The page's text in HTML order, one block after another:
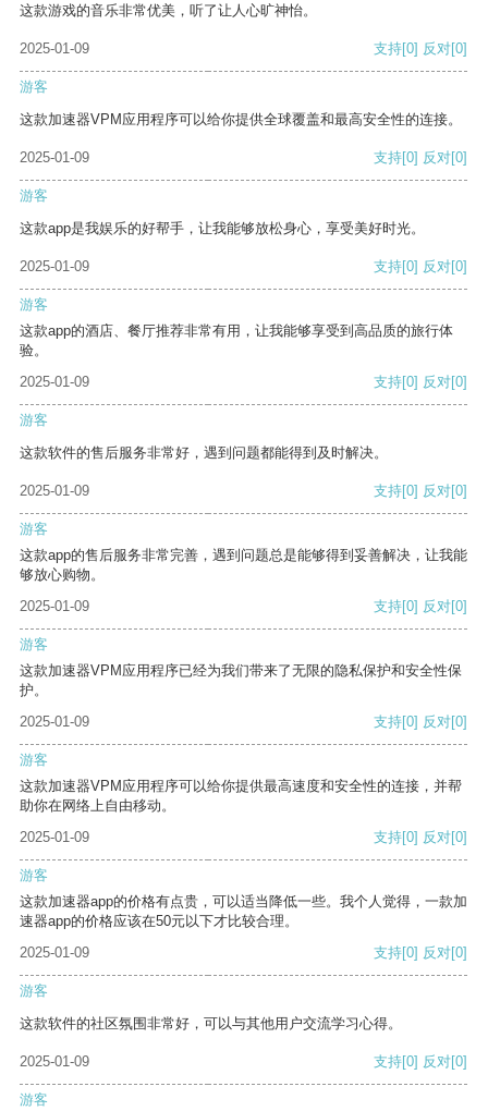
这款游戏的音乐非常优美，听了让人心旷神怡。
2025-01-09 支持[0] 反对[0]
游客
这款加速器VPM应用程序可以给你提供全球覆盖和最高安全性的连接。
2025-01-09 支持[0] 反对[0]
游客
这款app是我娱乐的好帮手，让我能够放松身心，享受美好时光。
2025-01-09 支持[0] 反对[0]
游客
这款app的酒店、餐厅推荐非常有用，让我能够享受到高品质的旅行体
验。
2025-01-09
支持[0] 反对[0]
游客
这款软件的售后服务非常好，遇到问题都能得到及时解决。
2025-01-09 支持[0] 反对[0]
游客
这款app的售后服务非常完善，遇到问题总是能够得到妥善解决，让我能
够放心购物。
2025-01-09
支持[0] 反对[0]
游客
这款加速器VPM应用程序已经为我们带来了无限的隐私保护和安全性保
护。
2025-01-09
支持[0] 反对[0]
游客
这款加速器VPM应用程序可以给你提供最高速度和安全性的连接，并帮
助你在网络上自由移动。
2025-01-09
支持[0] 反对[0]
游客
这款加速器app的价格有点贵，可以适当降低一些。我个人觉得，一款加
速器app的价格应该在50元以下才比较合理。
2025-01-09
支持[0] 反对[0]
游客
这款软件的社区氛围非常好，可以与其他用户交流学习心得。
2025-01-09 支持[0] 反对[0]
游客